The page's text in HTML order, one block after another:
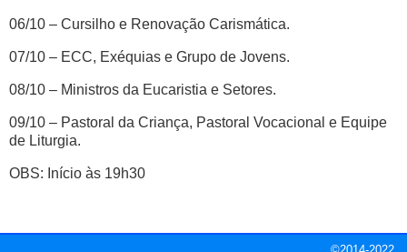
06/10 – Cursilho e Renovação Carismática.
07/10 – ECC, Exéquias e Grupo de Jovens.
08/10 – Ministros da Eucaristia e Setores.
09/10 – Pastoral da Criança, Pastoral Vocacional e Equipe
de Liturgia.
OBS: Início às 19h30